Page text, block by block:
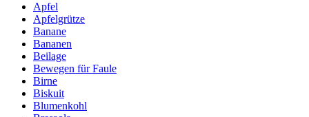
Apfel
Apfelgrütze
Banane
Bananen
Beilage
Bewegen für Faule
Birne
Biskuit
Blumenkohl